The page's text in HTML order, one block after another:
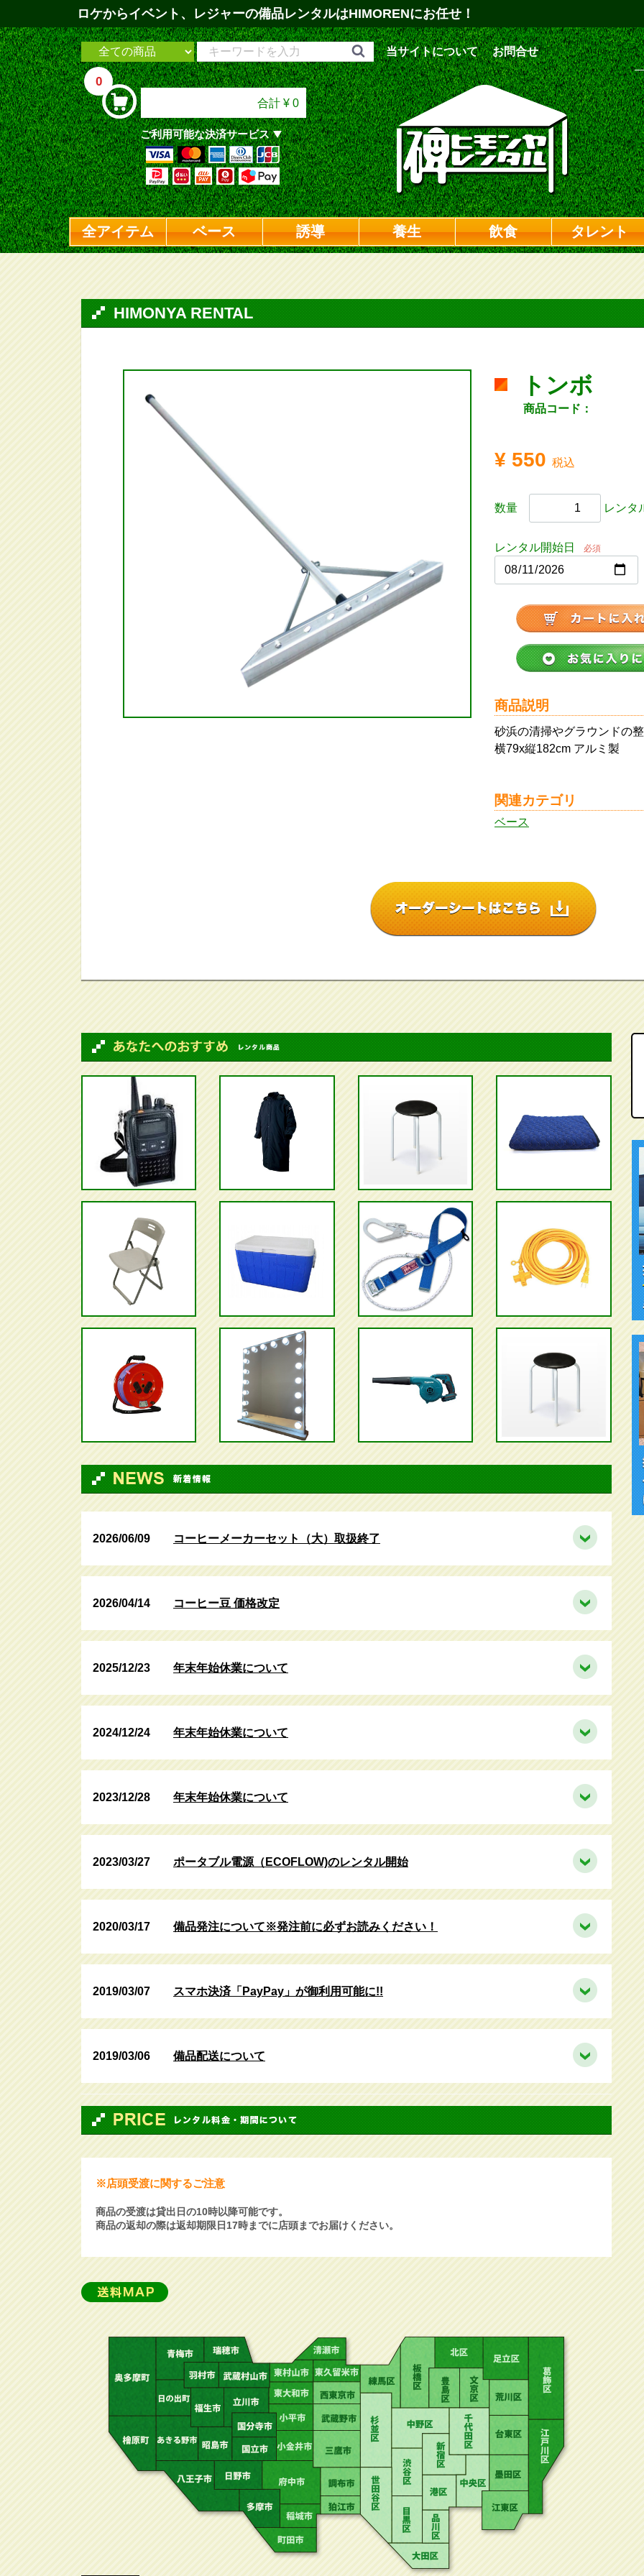
ロケからイベント、レジャーの備品レンタルはHIMORENにお任せ！
当サイトについて お問合せ
0
合計 ¥ 0
ご利用可能な決済サービス
全アイテム ベース 誘導 養生 飲食 タレント
HIMONYA RENTAL
トンボ
商品コード：
¥ 550 税込
数量 レンタ
レンタル開始日 必須
商品説明
砂浜の清掃やグラウンドの
横79x縦182cm アルミ製
関連カテゴリ
ベース
2026/06/09 コーヒーメーカーセット（大）取扱終了
2026/04/14 コーヒー豆 価格改定
2025/12/23 年末年始休業について
2024/12/24 年末年始休業について
2023/12/28 年末年始休業について
2023/03/27 ポータブル電源（ECOFLOW)のレンタル開始
2020/03/17 備品発注について※発注前に必ずお読みください！
2019/03/07 スマホ決済「PayPay」が御利用可能に!!
2019/03/06 備品配送について
※店頭受渡に関するご注意
商品の受渡は貸出日の10時以降可能です。
商品の返却の際は返却期限日17時までに店頭までお届けください。